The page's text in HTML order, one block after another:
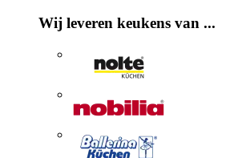
Wij leveren keukens van ...